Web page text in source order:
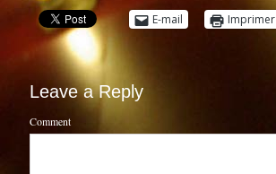
E-mail Imprimer
Leave a Reply
Comment